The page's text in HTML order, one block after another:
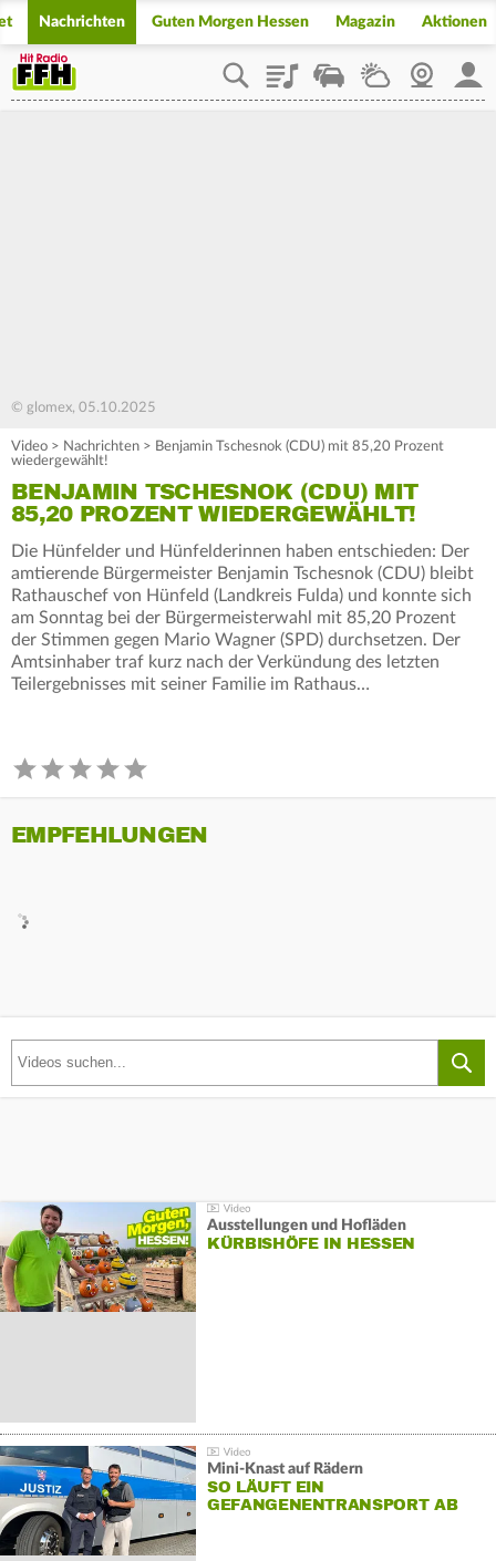
Nachrichten Guten Morgen Hessen Magazin Aktionen
PlaylistStaupilotWetterWebcam
© glomex, 05.10.2025
Video > Nachrichten > Benjamin Tschesnok (CDU) mit 85,20 Prozent
wiedergewählt!
BENJAMIN TSCHESNOK (CDU) MIT
85,20 PROZENT WIEDERGEWÄHLT!
Die Hünfelder und Hünfelderinnen haben entschieden: Der
amtierende Bürgermeister Benjamin Tschesnok (CDU) bleibt
Rathauschef von Hünfeld (Landkreis Fulda) und konnte sich
am Sonntag bei der Bürgermeisterwahl mit 85,20 Prozent
der Stimmen gegen Mario Wagner (SPD) durchsetzen. Der
Amtsinhaber traf kurz nach der Verkündung des letzten
Teilergebnisses mit seiner Familie im Rathaus…
EMPFEHLUNGEN
Ausstellungen und Hofläden
KÜRBISHÖFE IN HESSEN
Mini-Knast auf Rädern
SO LÄUFT EIN
GEFANGENENTRANSPORT AB